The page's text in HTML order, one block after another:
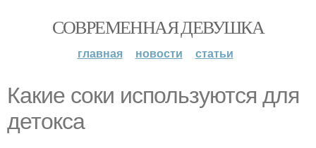
СОВРЕМЕННАЯ ДЕВУШКА
главная новости статьи
Какие соки используются для
детокса